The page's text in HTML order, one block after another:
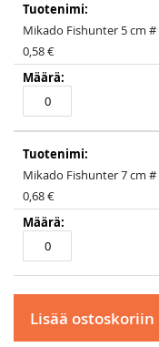
Mikado Fishunter 5 cm #
0,58 €
Mikado Fishunter 7 cm #
0,68 €
Lisää ostoskoriin